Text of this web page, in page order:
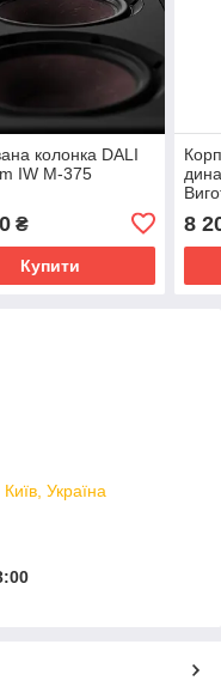
колонка DALI
IW M-375
₴
Купити
8
Україна